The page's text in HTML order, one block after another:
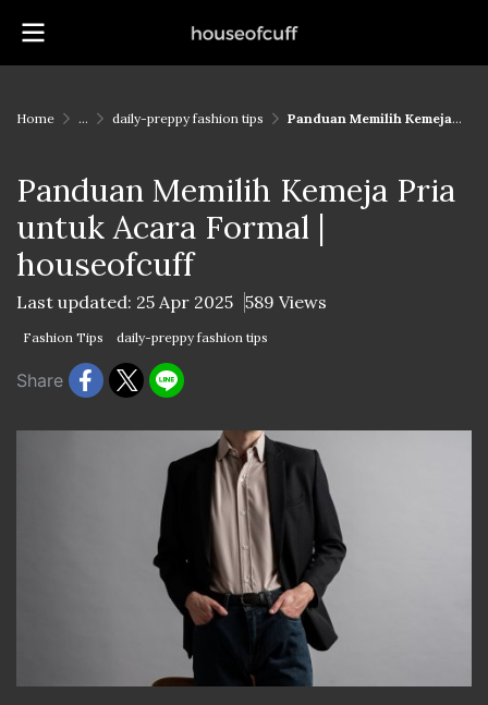
Home ... daily-preppy fashion tips Panduan Memilih Kemeja Pria untuk Acara Formal | houseofcuff
Panduan Memilih Kemeja Pria
untuk Acara Formal |
houseofcuff
Last updated: 25 Apr 2025 589 Views
Fashion Tips daily-preppy fashion tips
Share